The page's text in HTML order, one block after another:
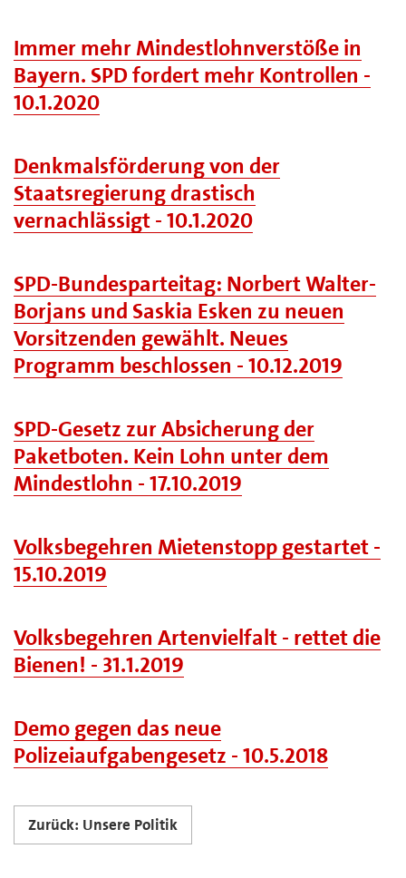
Immer mehr Mindestlohnverstöße in
Bayern. SPD fordert mehr Kontrollen -
10.1.2020
Denkmalsförderung von der
Staatsregierung drastisch
vernachlässigt - 10.1.2020
SPD-Bundesparteitag: Norbert Walter-
Borjans und Saskia Esken zu neuen
Vorsitzenden gewählt. Neues
Programm beschlossen - 10.12.2019
SPD-Gesetz zur Absicherung der
Paketboten. Kein Lohn unter dem
Mindestlohn - 17.10.2019
Volksbegehren Mietenstopp gestartet -
15.10.2019
Volksbegehren Artenvielfalt - rettet die
Bienen! - 31.1.2019
Demo gegen das neue
Polizeiaufgabengesetz - 10.5.2018
Zurück: Unsere Politik